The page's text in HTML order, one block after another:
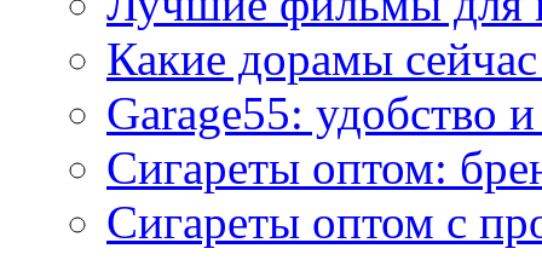
Какие дорамы
Garage55: удобство
Сигареты оптом:
Сигареты оптом с